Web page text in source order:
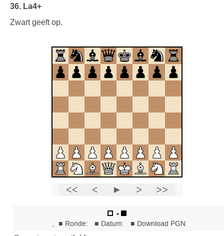
36. La4+
Zwart geeft op.